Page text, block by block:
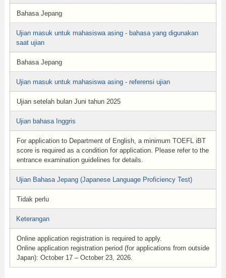
Bahasa Jepang
Ujian masuk untuk mahasiswa asing - bahasa yang digunakan
saat ujian
Bahasa Jepang
Ujian masuk untuk mahasiswa asing - referensi ujian
Ujian setelah bulan Juni tahun 2025
Ujian bahasa Inggris
For application to Department of English, a minimum TOEFL iBT
score is required as a condition for application. Please refer to the
entrance examination guidelines for details.
Ujian Bahasa Jepang (Japanese Language Proficiency Test)
Tidak perlu
Keterangan
Online application registration is required to apply.
Online application registration period (for applications from outside
Japan): October 17 – October 23, 2026.